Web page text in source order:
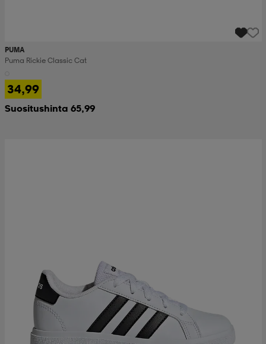
PUMA
Puma Rickie Classic Cat
34,99
Suositushinta 65,99